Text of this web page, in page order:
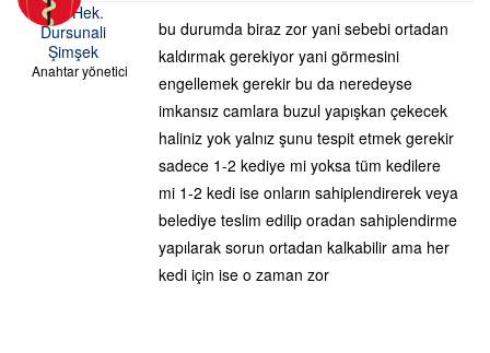
Vet. Hek.
Dursunali
Şimşek
Anahtar yönetici
bu durumda biraz zor yani sebebi ortadan
kaldırmak gerekiyor yani görmesini
engellemek gerekir bu da neredeyse
imkansız camlara buzul yapışkan çekecek
haliniz yok yalnız şunu tespit etmek gerekir
sadece 1-2 kediye mi yoksa tüm kedilere
mi 1-2 kedi ise onların sahiplendirerek veya
belediye teslim edilip oradan sahiplendirme
yapılarak sorun ortadan kalkabilir ama her
kedi için ise o zaman zor